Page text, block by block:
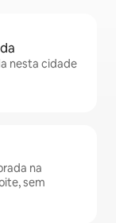
nesta cidade
na
sem